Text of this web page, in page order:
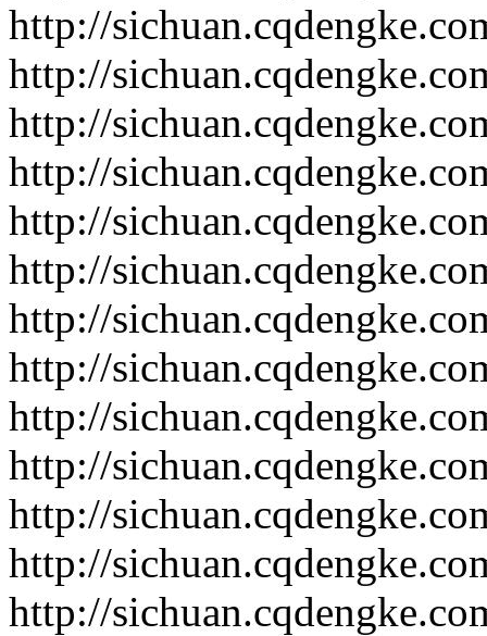
http://
http://
http://
http://
http://
http://
http://
http://
http://
http://
http://
http://
http://